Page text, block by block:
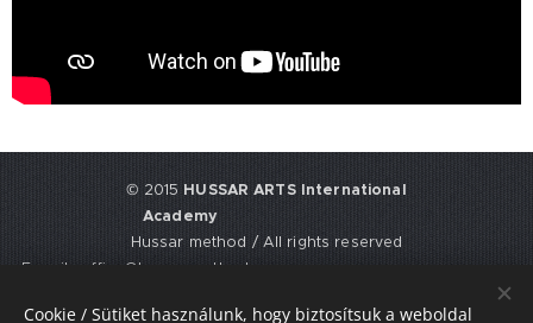
© 2015 HUSSAR ARTS International
Academy
Hussar method / All rights reserved
E-mail: office@hussarmethod.com
Flat 3, 9. Fisher Place, EH17 8UY,
Cookie / Sütiket használunk, hogy biztosítsuk a weboldal